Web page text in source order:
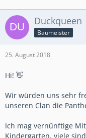
Duckqueen
Baumeister
25. August 2018
Hi! 👋
Wir würden uns sehr
unseren Clan die
Ich mag vernünftige
Kindergarten, viele